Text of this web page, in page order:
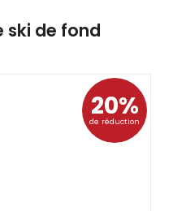
ski de fond
20%
de réduction